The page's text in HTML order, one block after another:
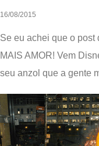
16/08/2015
Se eu achei que o post
MAIS AMOR! Vem
seu anzol que a gente